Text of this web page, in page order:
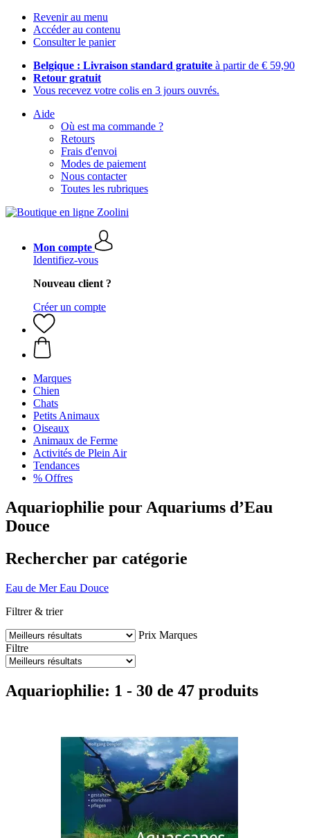
Revenir au menu
Accéder au contenu
Consulter le panier
Belgique : Livraison standard gratuite à partir de € 59,90
Retour gratuit
Vous recevez votre colis en 3 jours ouvrés.
Aide
Où est ma commande ?
Retours
Frais d'envoi
Modes de paiement
Nous contacter
Toutes les rubriques
Mon compte
Identifiez-vous
Nouveau client ?
Créer un compte
Marques
Chien
Chats
Petits Animaux
Oiseaux
Animaux de Ferme
Activités de Plein Air
Tendances
% Offres
Aquariophilie pour Aquariums d’Eau
Douce
Rechercher par catégorie
Eau de Mer Eau Douce
Filtrer & trier
Prix Marques
Filtre
Aquariophilie: 1 - 30 de 47 produits